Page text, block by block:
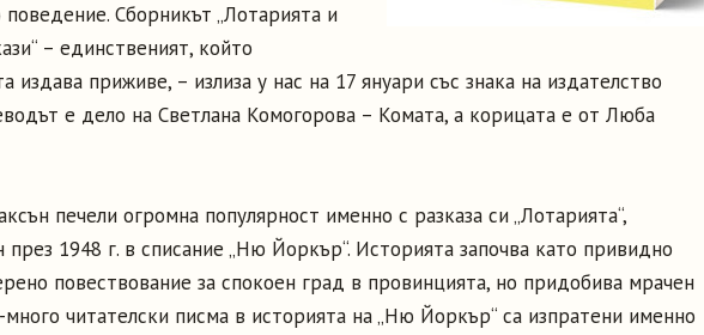
Сборникът „Лотарията и
– единственият, който
издава приживе, – излиза у нас на 17 януари със знака на издателство
е дело на Светлана Комогорова – Комата, а корицата е от Люба
печели огромна популярност именно с разказа си „Лотарията“,
през 1948 г. в списание „Ню Йоркър“. Историята започва като привидно
повествование за спокоен град в провинцията, но придобива мрачен
читателски писма в историята на „Ню Йоркър“ са изпратени именно